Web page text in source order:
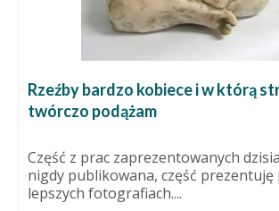
Rzeźby bardzo kobiece i w którą
twórczo podążam
Część z prac zaprezentowanych
nigdy publikowana, część
lepszych fotografiach....